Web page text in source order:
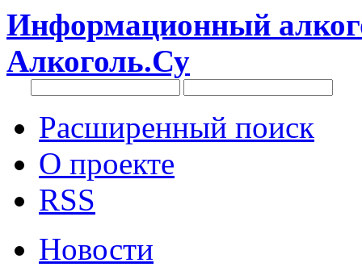
Информационный
Алкоголь.Су
Расширенный поиск
О проекте
RSS
Новости